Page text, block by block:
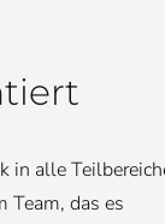
in alle
Team, das es